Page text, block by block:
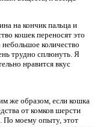
на кончик пальца и
кошек переносят это
количество
трудно сплюнуть. Я
нравится вкус
же образом, если кошка
от комков шерсти
По моему опыту, этот